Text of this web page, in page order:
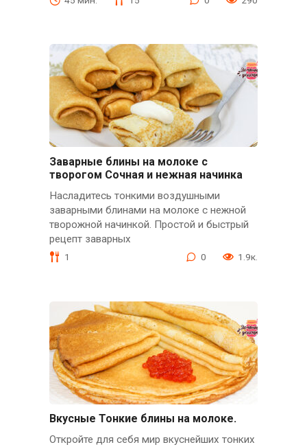
Заварные блины на молоке с
творогом Сочная и нежная начинка
Насладитесь тонкими воздушными
заварными блинами на молоке с нежной
творожной начинкой. Простой и быстрый
рецепт заварных
1 0 1.9к.
Вкусные Тонкие блины на молоке.
Откройте для себя мир вкуснейших тонких